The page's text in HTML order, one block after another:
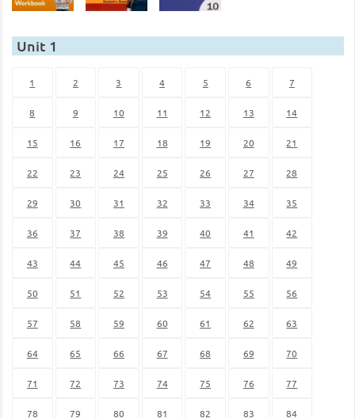
Unit 1
1 2 3 4 5 6 7
8 9 10 11 12 13 14
15 16 17 18 19 20 21
22 23 24 25 26 27 28
29 30 31 32 33 34 35
36 37 38 39 40 41 42
43 44 45 46 47 48 49
50 51 52 53 54 55 56
57 58 59 60 61 62 63
64 65 66 67 68 69 70
71 72 73 74 75 76 77
78 79 80 81 82 83 84